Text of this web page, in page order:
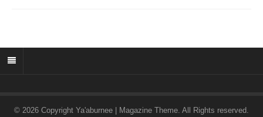
© 2026 Copyright Ya'aburnee | Magazine Theme. All Rights reserved.